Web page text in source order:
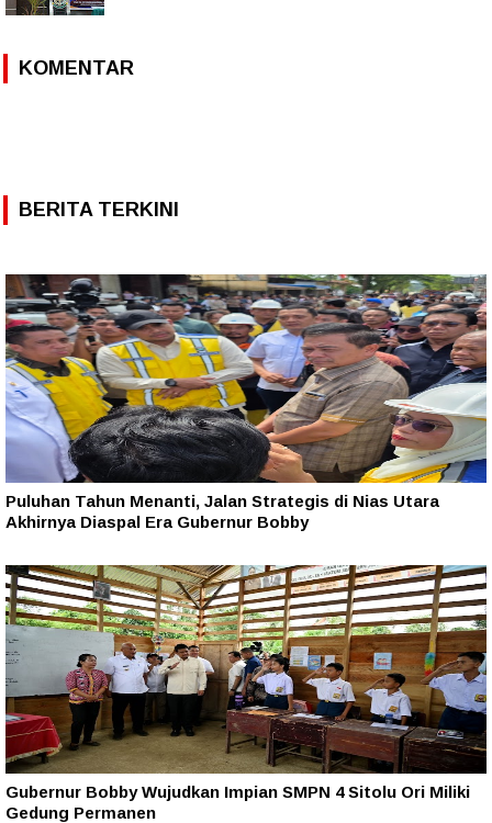
KOMENTAR
BERITA TERKINI
Puluhan Tahun Menanti, Jalan Strategis di Nias Utara
Akhirnya Diaspal Era Gubernur Bobby
Gubernur Bobby Wujudkan Impian SMPN 4 Sitolu Ori Miliki
Gedung Permanen